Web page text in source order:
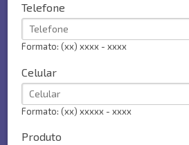
Telefone
Formato: (xx) xxxx - xxxx
Celular
Formato: (xx) xxxxx - xxxx
Produto